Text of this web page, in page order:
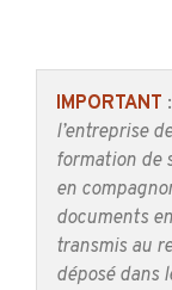
IMPORTANT :
l’entreprise
formation de
en
documents
transmis au
déposé dans